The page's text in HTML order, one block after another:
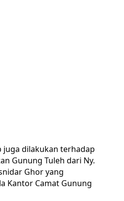
juga dilakukan terhadap
Gunung Tuleh dari Ny.
Ghor yang
Kantor Camat Gunung